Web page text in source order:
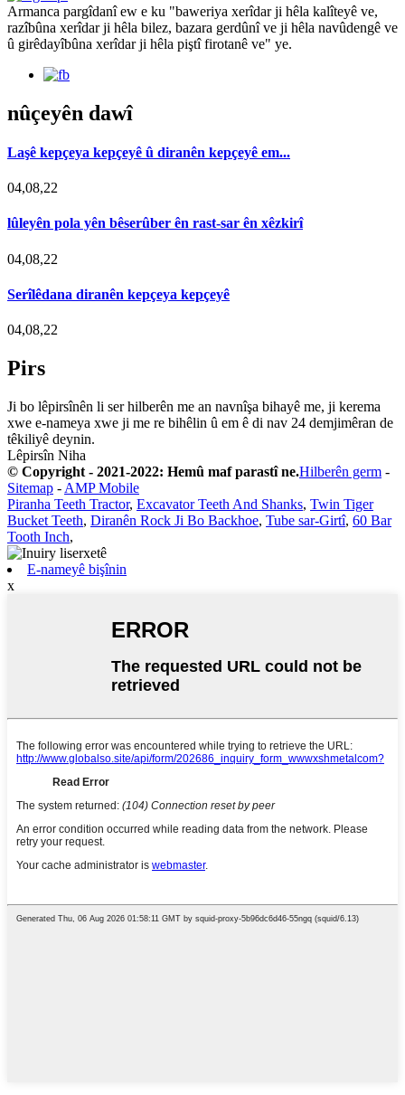
Armanca pargîdanî ew e ku "baweriya xerîdar ji hêla kalîteyê ve,
razîbûna xerîdar ji hêla bilez, bazara gerdûnî ve ji hêla navûdengê ve
û girêdayîbûna xerîdar ji hêla piştî firotanê ve" ye.
nûçeyên dawî
Laşê kepçeya kepçeyê û diranên kepçeyê em...
04,08,22
lûleyên pola yên bêserûber ên rast-sar ên xêzkirî
04,08,22
Serîlêdana diranên kepçeya kepçeyê
04,08,22
Pirs
Ji bo lêpirsînên li ser hilberên me an navnîşa bihayê me, ji kerema
xwe e-nameya xwe ji me re bihêlin û em ê di nav 24 demjimêran de
têkiliyê deynin.
Lêpirsîn Niha
© Copyright - 2021-2022: Hemû maf parastî ne.Hilberên germ -
Sitemap - AMP Mobile
Piranha Teeth Tractor, Excavator Teeth And Shanks, Twin Tiger
Bucket Teeth, Diranên Rock Ji Bo Backhoe, Tube sar-Girtî, 60 Bar
Tooth Inch,
E-nameyê bişînin
x